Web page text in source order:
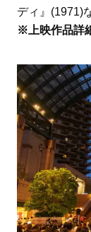
ディ』(1971)
※上映作品詳